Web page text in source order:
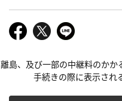
離島、及び一部の中継料のか
手続きの際に表示され